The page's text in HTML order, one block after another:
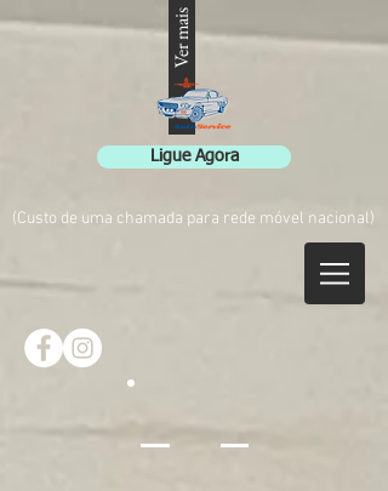
Ver mais
Ligue Agora
(Custo de uma chamada para rede móvel nacional)